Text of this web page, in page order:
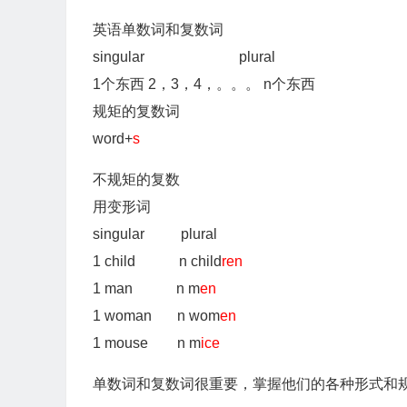
英语单数词和复数词
singular plural
1个东西 2，3，4，。。。 n个东西
规矩的复数词
word+s
不规矩的复数
用变形词
singular plural
1 child n children
1 man n men
1 woman n women
1 mouse n mice
单数词和复数词很重要，掌握他们的各种形式和